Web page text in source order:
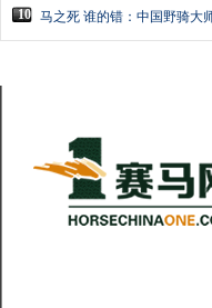
10 马之死 谁的错：中国野骑大